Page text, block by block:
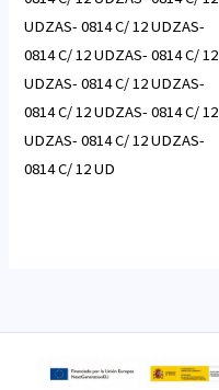
UDZAS- 0814 C/ 12 UDZAS-
0814 C/ 12 UDZAS- 0814 C/ 12
UDZAS- 0814 C/ 12 UDZAS-
0814 C/ 12 UDZAS- 0814 C/ 12
UDZAS- 0814 C/ 12 UDZAS-
0814 C/ 12 UD